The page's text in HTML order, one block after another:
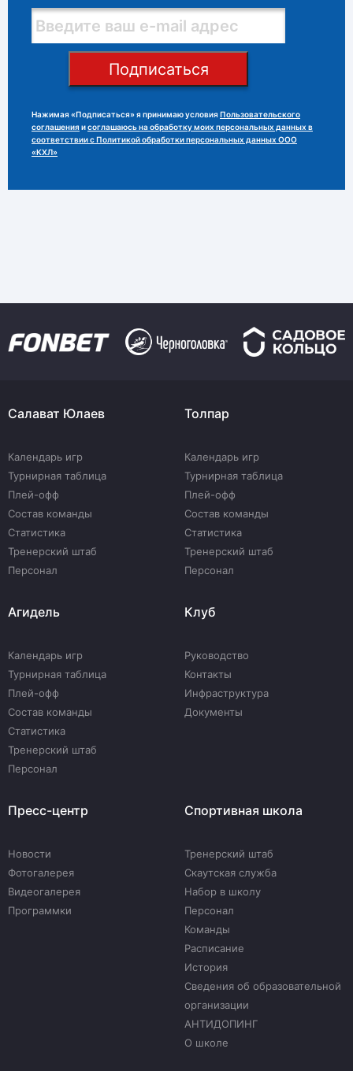
Подписаться
Нажимая «Подписаться» я принимаю условия Пользовательского
соглашения исоглашаюсь на обработку моих персональных данных в
соответствии с Политикой обработки персональных данных ООО
«КХЛ»
Салават Юлаев
Календарь игр
Турнирная таблица
Плей-офф
Состав команды
Статистика
Тренерский штаб
Персонал
Толпар
Календарь игр
Турнирная таблица
Плей-офф
Состав команды
Статистика
Тренерский штаб
Персонал
Агидель
Календарь игр
Турнирная таблица
Плей-офф
Состав команды
Статистика
Тренерский штаб
Персонал
Клуб
Руководство
Контакты
Инфраструктура
Документы
Пресс-центр
Новости
Фотогалерея
Видеогалерея
Программки
Спортивная школа
Тренерский штаб
Скаутская служба
Набор в школу
Персонал
Команды
Расписание
История
Сведения об образовательной
организации
АНТИДОПИНГ
О школе